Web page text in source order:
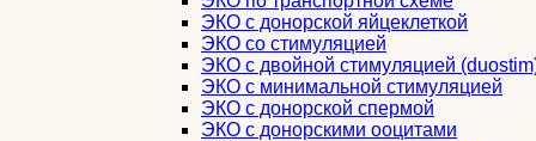
ЭКО с донорской яйцеклеткой
ЭКО со стимуляцией
ЭКО с двойной стимуляцией
ЭКО с минимальной стимуляцией
ЭКО с донорской спермой
ЭКО с донорскими ооцитами